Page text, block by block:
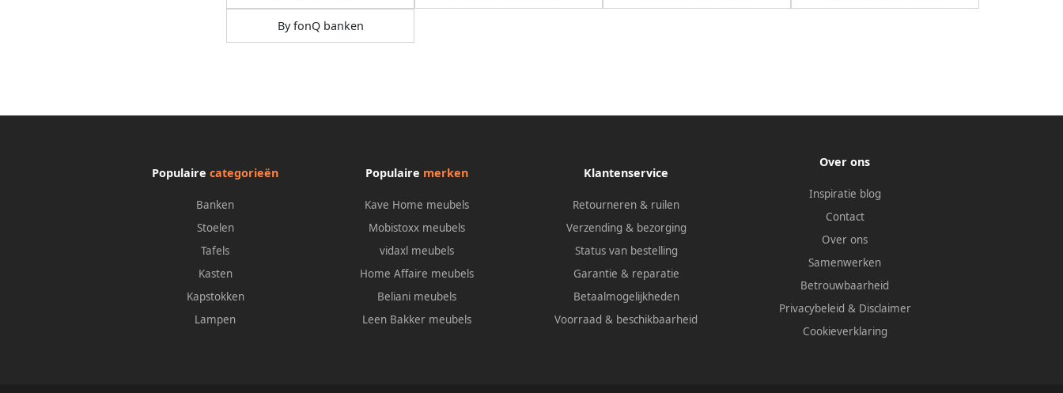
By fonQ banken
Populairecategorieën
Banken
Stoelen
Tafels
Kasten
Kapstokken
Lampen
Populaire merken
Kave Home meubels
Mobistoxx meubels
vidaxl meubels
Home Affaire meubels
Beliani meubels
Leen Bakker meubels
Klantenservice
Retourneren & ruilen
Verzending & bezorging
Status van bestelling
Garantie & reparatie
Betaalmogelijkheden
Voorraad & beschikbaarheid
Over ons
Inspiratie blog
Contact
Over ons
Samenwerken
Betrouwbaarheid
Privacybeleid & Disclaimer
Cookieverklaring